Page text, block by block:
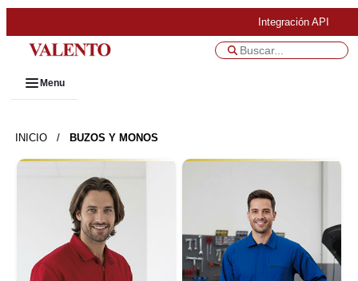
Integración API
Menu
INICIO / BUZOS Y MONOS